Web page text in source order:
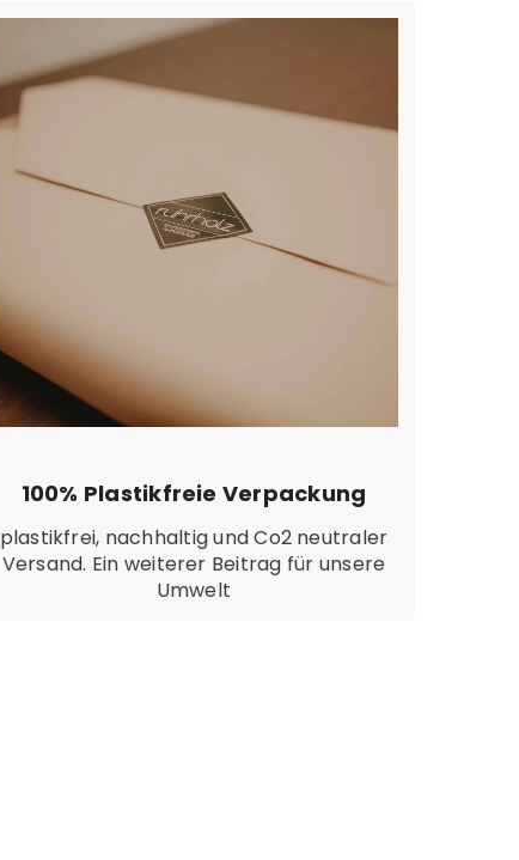
100% Plastikfreie Verpackung
plastikfrei, nachhaltig und Co2 neutraler
Versand. Ein weiterer Beitrag für unsere
Umwelt